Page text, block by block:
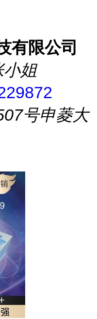
有限公司
小姐
号申菱大